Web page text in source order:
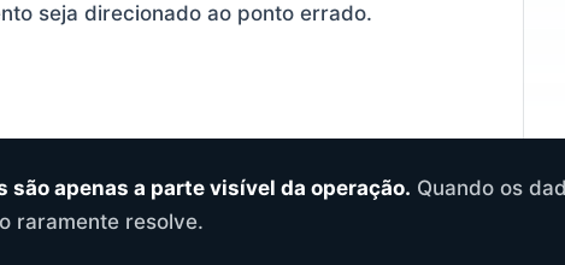
seja direcionado ao ponto errado.
são apenas a parte visível da operação. Quando os
raramente resolve.